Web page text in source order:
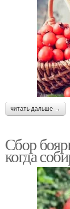
читать дальше →
Сбор
когда